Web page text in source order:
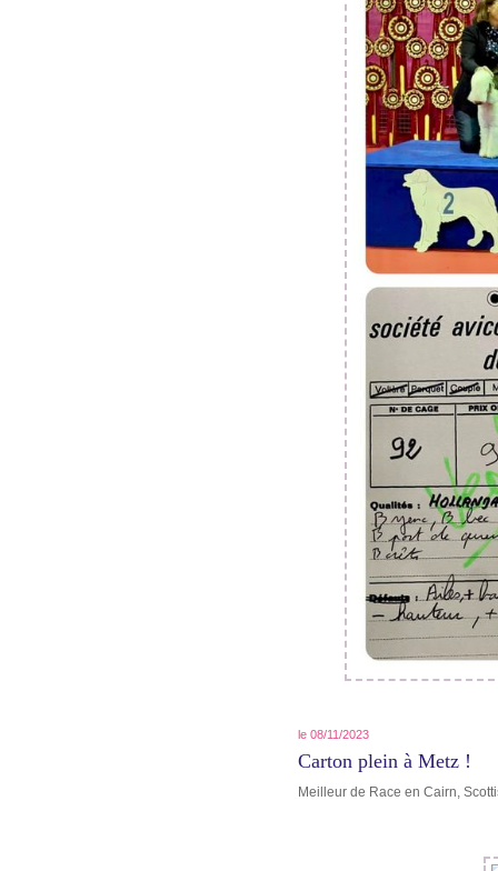
le 08/11/2023
Carton plein à Metz !
Meilleur de Race en Cairn,